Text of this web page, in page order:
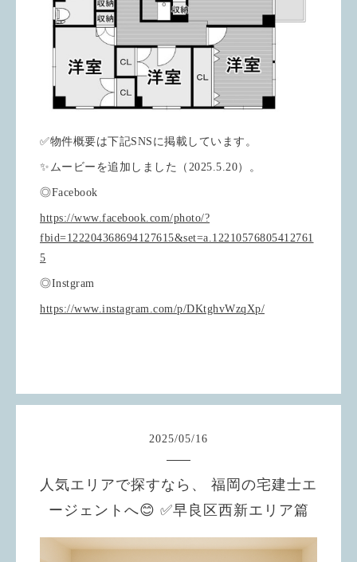
✅物件概要は下記SNSに掲載しています。
✨ムービーを追加しました（2025.5.20）。
◎Facebook
https://www.facebook.com/photo/?
fbid=122204368694127615&set=a.12210576805412761
5
◎Instgram
https://www.instagram.com/p/DKtghvWzqXp/
2025/05/16
人気エリアで探すなら、 福岡の宅建士エ
ージェントへ😊 ✅早良区西新エリア篇